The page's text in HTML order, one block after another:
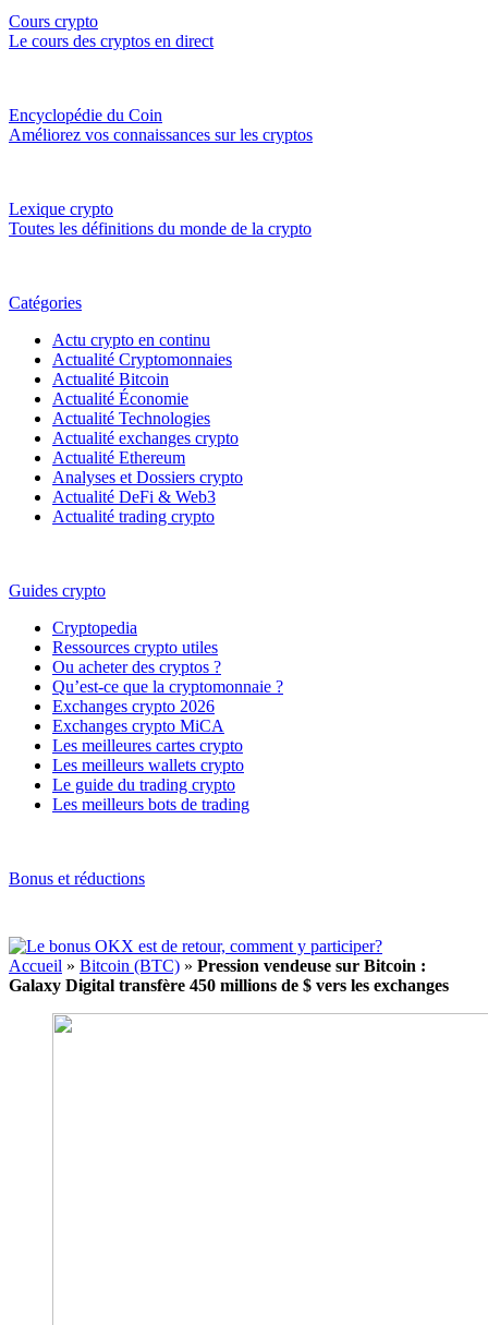
Cours crypto
Le cours des cryptos en direct
Encyclopédie du Coin
Améliorez vos connaissances sur les cryptos
Lexique crypto
Toutes les définitions du monde de la crypto
Catégories
Actu crypto en continu
Actualité Cryptomonnaies
Actualité Bitcoin
Actualité Économie
Actualité Technologies
Actualité exchanges crypto
Actualité Ethereum
Analyses et Dossiers crypto
Actualité DeFi & Web3
Actualité trading crypto
Guides crypto
Cryptopedia
Ressources crypto utiles
Ou acheter des cryptos ?
Qu’est-ce que la cryptomonnaie ?
Exchanges crypto 2026
Exchanges crypto MiCA
Les meilleures cartes crypto
Les meilleurs wallets crypto
Le guide du trading crypto
Les meilleurs bots de trading
Bonus et réductions
Accueil » Bitcoin (BTC) » Pression vendeuse sur Bitcoin :
Galaxy Digital transfère 450 millions de $ vers les exchanges